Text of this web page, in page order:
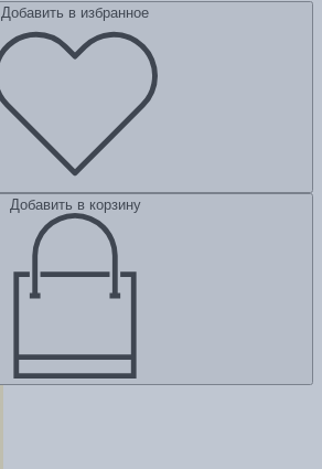
Добавить в избранное
Добавить в корзину